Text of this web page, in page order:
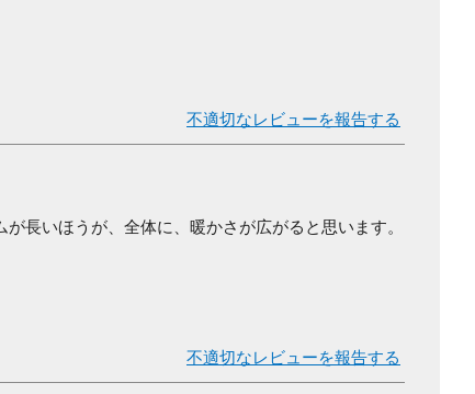
不適切なレビューを報告する
長いほうが、全体に、暖かさが広がると思います。
不適切なレビューを報告する